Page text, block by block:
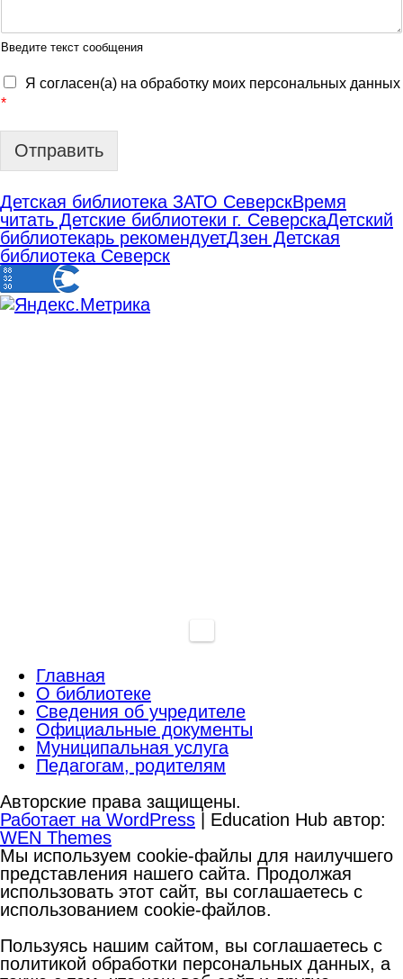
Введите текст сообщения
Я согласен(а) на обработку моих персональных данных
*
Отправить
Детская библиотека ЗАТО СеверскВремя
читать Детские библиотеки г. СеверскаДетский
библиотекарь рекомендуетДзен Детская
библиотека Северск
Главная
О библиотеке
Сведения об учредителе
Официальные документы
Муниципальная услуга
Педагогам, родителям
Авторские права защищены.
Работает на WordPress | Education Hub автор:
WEN Themes
Мы используем cookie-файлы для наилучшего
представления нашего сайта. Продолжая
использовать этот сайт, вы соглашаетесь с
использованием cookie-файлов.
Пользуясь нашим сайтом, вы соглашаетесь с
политикой обработки персональных данных, а